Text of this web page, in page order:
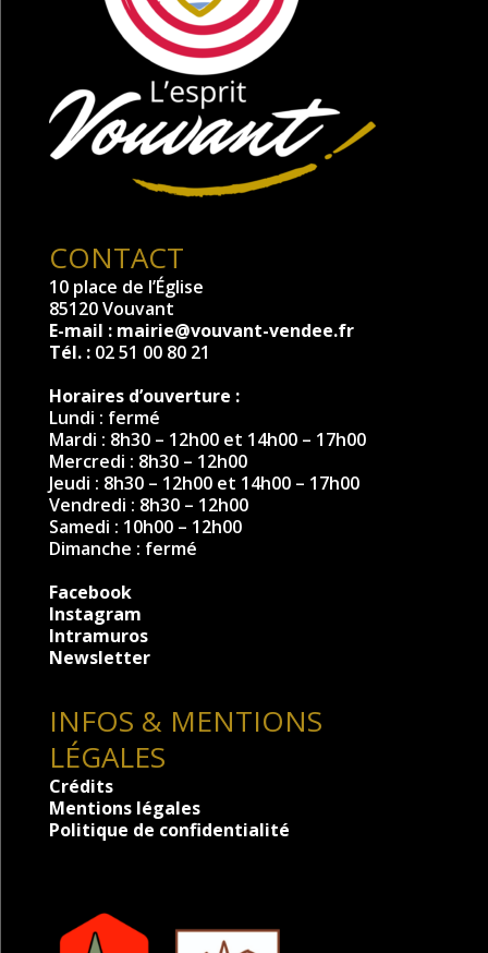
CONTACT
10 place de l’Église
85120 Vouvant
E-mail : mairie@vouvant-vendee.fr
Tél. : 02 51 00 80 21
Horaires d’ouverture :
Lundi : fermé
Mardi : 8h30 – 12h00 et 14h00 – 17h00
Mercredi : 8h30 – 12h00
Jeudi : 8h30 – 12h00 et 14h00 – 17h00
Vendredi : 8h30 – 12h00
Samedi : 10h00 – 12h00
Dimanche : fermé
Facebook
Instagram
Intramuros
Newsletter
INFOS & MENTIONS
LÉGALES
Crédits
Mentions légales
Politique de confidentialité